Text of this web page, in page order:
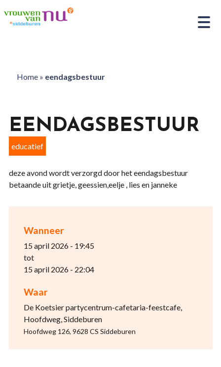
Home» eendagsbestuur
Wanneer
15 april 2026 - 19:45
tot
15 april 2026 - 22:04
Waar
De Koetsier partycentrum-cafetaria-feestcafe,
Hoofdweg, Siddeburen
Hoofdweg 126, 9628 CS Siddeburen
EENDAGSBESTUUR
educatief
deze avond wordt verzorgd door het eendagsbestuur
betaande uit grietje, geessien,eelje , lies en janneke